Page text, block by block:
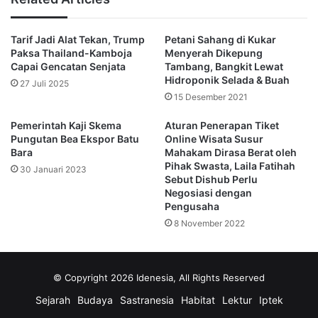
Kristen adalah orang Yahudi (rumpun Semit), Nazi justru
sangatlah anti-semit.
Sampai-sampai pembantaian seperti Holocaust terjadi,
Bagaimana bisa dengan sangat yakin mereka bisa
membantai etnis yang menjadi latar belakang Yesus itu
Rupanya demi kepentingan politik, ekonomi, dan sosial di
praktik filosofi yang berbeda dari seharusnya.
diburu, kelompok Reich Ketiga bersama para teolog
Tarif Jadi Alat Tekan, Trump
Paksa Thailand-Kamboja
Capai Gencatan Senjata
27 Juli 2025
Petani Sahang di Kukar
Menyerah Dikepung
Tambang, Bangkit Lewat
Hidroponik Selada & Buah
15 Desember 2021
Pemerintah Kaji Skema
Pungutan Bea Ekspor Batu
Bara
30 Januari 2023
Aturan Penerapan Tiket
Online Wisata Susur
Mahakam Dirasa Berat oleh
Pihak Swasta, Laila Fatihah
Sebut Dishub Perlu
Negosiasi dengan
Pengusaha
8 November 2022
© Copyright 2026 Idenesia, All Rights Reserved
Sejarah Budaya Sastranesia Habitat Lektur
Iptek